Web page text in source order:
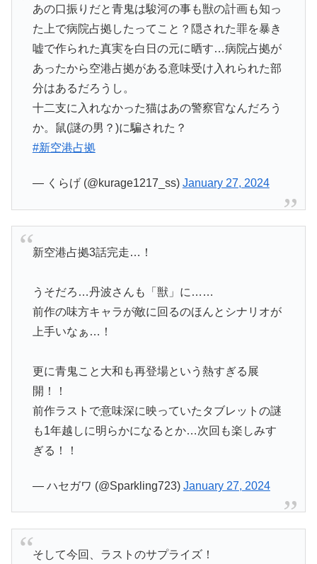
あの口振りだと青鬼は駿河の事も獣の計画も知っ
た上で病院占拠したってこと？隠された罪を暴き
嘘で作られた真実を白日の元に晒す…病院占拠が
あったから空港占拠がある意味受け入れられた部
分はあるだろうし。
十二支に入れなかった猫はあの警察官なんだろう
か。鼠(謎の男？)に騙された？
#新空港占拠
— くらげ (@kurage1217_ss) January 27, 2024
新空港占拠3話完走…！
うそだろ…丹波さんも「獣」に……
前作の味方キャラが敵に回るのほんとシナリオが
上手いなぁ…！
更に青鬼こと大和も再登場という熱すぎる展
開！！
前作ラストで意味深に映っていたタブレットの謎
も1年越しに明らかになるとか…次回も楽しみす
ぎる！！
— ハセガワ (@Sparkling723) January 27, 2024
そして今回、ラストのサプライズ！